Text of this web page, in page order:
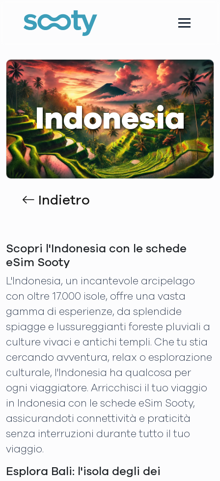
Indonesia
Indietro
Scopri l'Indonesia con le schede
eSim Sooty
L'Indonesia, un incantevole arcipelago
con oltre 17.000 isole, offre una vasta
gamma di esperienze, da splendide
spiagge e lussureggianti foreste pluviali a
culture vivaci e antichi templi. Che tu stia
cercando avventura, relax o esplorazione
culturale, l'Indonesia ha qualcosa per
ogni viaggiatore. Arricchisci il tuo viaggio
in Indonesia con le schede eSim Sooty,
assicurandoti connettività e praticità
senza interruzioni durante tutto il tuo
viaggio.
Esplora Bali: l'isola degli dei